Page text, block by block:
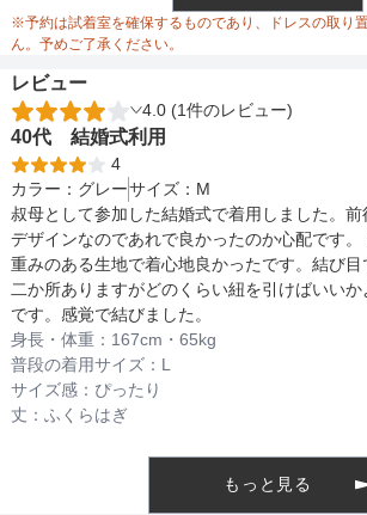
ヒップ
すそまわり
ウエスト調整
備考
素材
仕様
インナー
※予約は試着室を確保するものであり、ドレスの取り
ん。予めご了承ください。
レビュー
4.0 (1件のレビュー)
40代 結婚式利用
4
カラー： グレーサイズ： M
叔母として参加した結婚式で着用しました。
デザインなのであれで良かったのか心配です
重みのある生地で着心地良かったです。結び
二か所ありますがどのくらい紐を引けばいい
です。感覚で結びました。
身長・体重： 167cm・ 65kg
普段の着用サイズ： L
サイズ感： ぴったり
丈： ふくらはぎ
もっと見る